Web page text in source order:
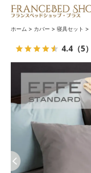
ホーム > カバー >寝具セット >
4.4 （5）